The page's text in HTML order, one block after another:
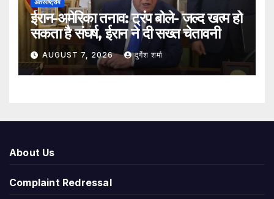
अंतरराष्ट्रीय
ईरान-अमेरिका तनाव: ट्रंप बोले- जल्द खत्म हो
सकता है संघर्ष, ईरान ने दी सख्त चेतावनी
AUGUST 7, 2026 दुर्गेश शर्मा
About Us
Complaint Redressal